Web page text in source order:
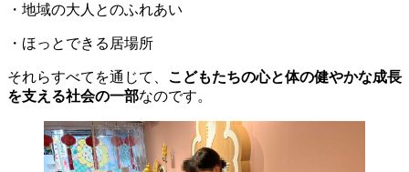
・地域の大人とのふれあい
・ほっとできる居場所
それらすべてを通じて、 こどもたちの心と体の健やかな成長
を支える社会の一部なのです。